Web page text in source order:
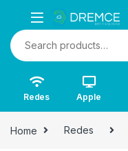
Search for:
Redes Apple
Home Redes